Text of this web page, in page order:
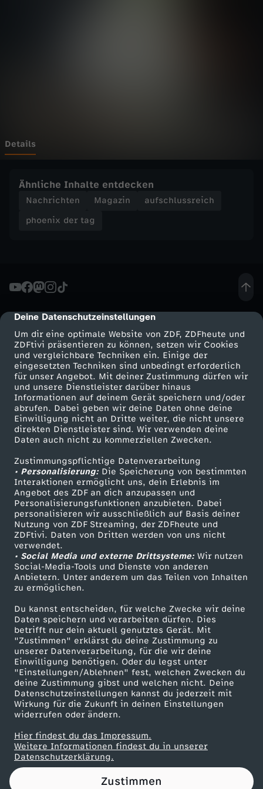
cmp-dialog-description
Deine Datenschutzeinstellungen
Um dir eine optimale Website von ZDF, ZDFheute und
ZDFtivi präsentieren zu können, setzen wir Cookies
und vergleichbare Techniken ein. Einige der
eingesetzten Techniken sind unbedingt erforderlich
für unser Angebot. Mit deiner Zustimmung dürfen wir
und unsere Dienstleister darüber hinaus
Informationen auf deinem Gerät speichern und/oder
abrufen. Dabei geben wir deine Daten ohne deine
Einwilligung nicht an Dritte weiter, die nicht unsere
direkten Dienstleister sind. Wir verwenden deine
Daten auch nicht zu kommerziellen Zwecken.
Zustimmungspflichtige Datenverarbeitung
• Personalisierung:Die Speicherung von bestimmten
Interaktionen ermöglicht uns, dein Erlebnis im
Angebot des ZDF an dich anzupassen und
Personalisierungsfunktionen anzubieten. Dabei
personalisieren wir ausschließlich auf Basis deiner
Nutzung von ZDF Streaming, der ZDFheute und
ZDFtivi. Daten von Dritten werden von uns nicht
verwendet.
• Social Media und externe Drittsysteme:Wir nutzen
Social-Media-Tools und Dienste von anderen
Anbietern. Unter anderem um das Teilen von Inhalten
zu ermöglichen.
Du kannst entscheiden, für welche Zwecke wir deine
Daten speichern und verarbeiten dürfen. Dies
betrifft nur dein aktuell genutztes Gerät. Mit
"Zustimmen" erklärst du deine Zustimmung zu
unserer Datenverarbeitung, für die wir deine
Einwilligung benötigen. Oder du legst unter
"Einstellungen/Ablehnen" fest, welchen Zwecken du
deine Zustimmung gibst und welchen nicht. Deine
Datenschutzeinstellungen kannst du jederzeit mit
Wirkung für die Zukunft in deinen Einstellungen
widerrufen oder ändern.
Hier findest du das Impressum.
Weitere Informationen findest du in unserer
Datenschutzerklärung.
Zustimmen
g
K
n
k
e
n
k
a
s
s
e
n
-
u
n
d
M
i
g
r
Details
Ähnliche Inhalte entdecken
Nachrichten Magazin
aufschlussreich
phoenix der tag
Mehr ZDF
ZDF-Apps
Smart TV
ZDFtext
Livestreams
Sendungen A-Z
TV-Programm
Service
ZDFmitreden
Kontakt zum ZDF
Tickets
Zuschauerservice
Hilfe
ZDF Unternehmen
Karriere
ZDF goes Schule
Werbefernsehen
Mainzelmännchen
Partner